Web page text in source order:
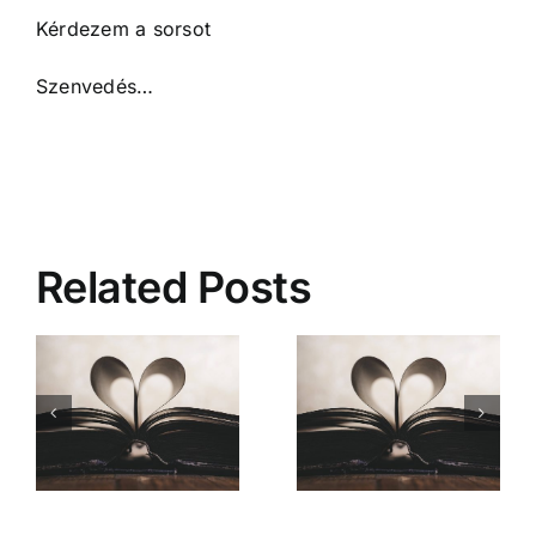
Kérdezem a sorsot
Szenvedés…
Related Posts